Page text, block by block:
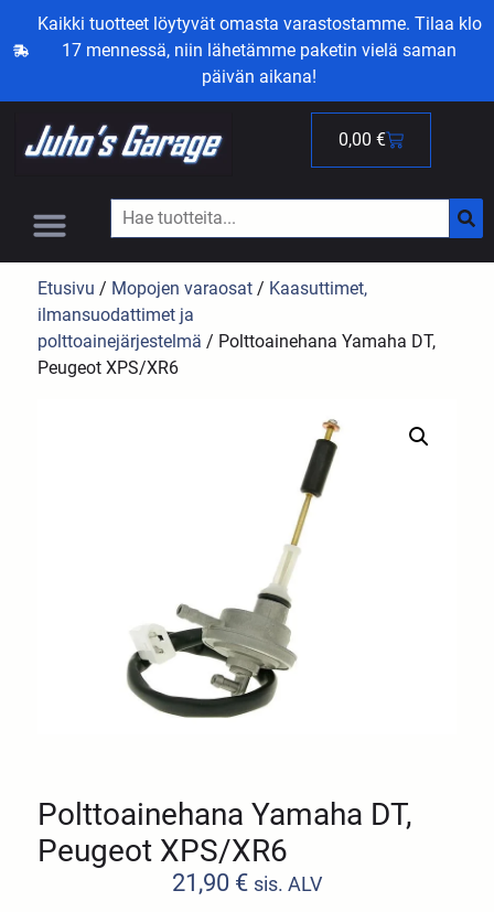
Kaikki tuotteet löytyvät omasta varastostamme. Tilaa klo
17 mennessä, niin lähetämme paketin vielä saman
päivän aikana!
0,00 €
Etusivu / Mopojen varaosat / Kaasuttimet,
ilmansuodattimet ja
polttoainejärjestelmä / Polttoainehana Yamaha DT,
Peugeot XPS/XR6
Polttoainehana Yamaha DT,
Peugeot XPS/XR6
21,90 € sis. ALV